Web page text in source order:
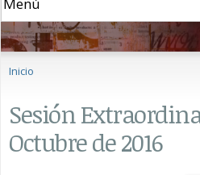
Inicio
Sesión
Octubre de 2016